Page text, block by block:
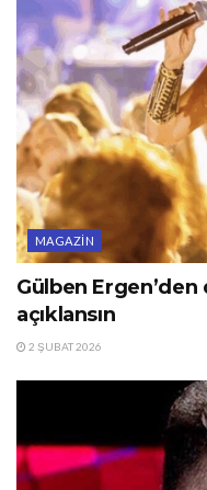
MAGAZIN
Gülben
açıklansın
2 ŞUBAT 2026